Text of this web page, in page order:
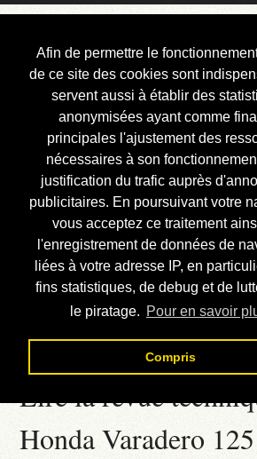
Afin de permettre le
de ce site des cookies sont
servent aussi à établir des
anonymisées ayant comme
principales l'ajustement des
nécessaires à son
justification du trafic auprès
publicitaires. En poursuivant votre
vous acceptez ce traitement
l'enregistrement de données de
liées à votre adresse IP, en
fins statistiques, de debug et de
le piratage. Pour en savoir
Compris
Courbis, « LE »
Blog Officiel
Bienvenue
Réalisations
Divers (et d’été)
Annonces
Liens externes
Téléchargement
Contact
Lire la revue
Honda Varadero 125